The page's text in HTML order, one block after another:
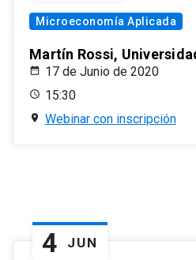
Microeconomía Aplicada
Martín Rossi,
17 de Junio de 2020
15:30
Webinar con inscripción
4 JUN